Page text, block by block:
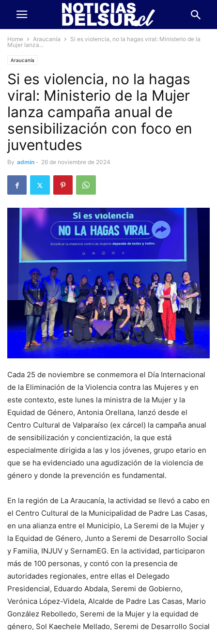
Home Araucanía
Si es violencia, no la hagas viral: Ministerio de la
Mujer lanza...
Araucanía
Si es violencia, no la hagas
viral: Ministerio de la Mujer
lanza campaña anual de
sensibilización con foco en
juventudes
By admin - 26 de noviembre de 2024
Cada 25 de noviembre se conmemora el Día Internacional
de la Eliminación de la Violencia contra las Mujeres y en
este contexto, este lunes la ministra de la Mujer y la
Equidad de Género, Antonia Orellana, lanzó desde el
Centro Cultural de Valparaíso (ex cárcel) la campaña anual
de sensibilización y concientización, la que está
especialmente dirigida a las y los jóvenes, grupo etario en
que se ha evidenciado una agudización de la violencia de
género y donde la prevención es fundamental.
En la región de La Araucanía, la actividad se llevó a cabo en
el Centro Cultural de la Municipalidad de Padre Las Casas,
en una alianza entre el Municipio, La Seremi de la Mujer y
la Equidad de Género, Junto a Seremi de Desarrollo Social
y Familia, INJUV y SernamEG. En la actividad, participaron
más de 100 personas, y contó con la presencia de
autoridades regionales, entre ellas el Delegado
Presidencial, Eduardo Abdala, Seremi de Gobierno,
Verónica López-Videla, Alcalde de Padre Las Casas, Mario
González Rebolledo, Seremi de la Mujer y la equidad de
género, Sol Kaechele Mellado, Seremi de Desarrollo Social